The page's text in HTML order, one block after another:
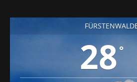
28 °